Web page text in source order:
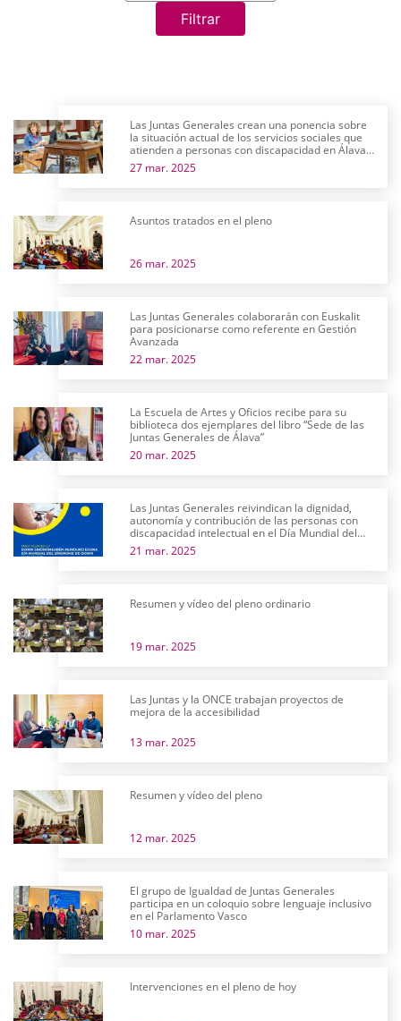
Filtrar
Las Juntas Generales crean una ponencia sobre
la situación actual de los servicios sociales que
atienden a personas con discapacidad en Álava y
su futuro próximo
27 mar. 2025
Asuntos tratados en el pleno
26 mar. 2025
Las Juntas Generales colaborarán con Euskalit
para posicionarse como referente en Gestión
Avanzada
22 mar. 2025
La Escuela de Artes y Oficios recibe para su
biblioteca dos ejemplares del libro “Sede de las
Juntas Generales de Álava”
20 mar. 2025
Las Juntas Generales reivindican la dignidad,
autonomía y contribución de las personas con
discapacidad intelectual en el Día Mundial del
Síndrome de Down
21 mar. 2025
Resumen y vídeo del pleno ordinario
19 mar. 2025
Las Juntas y la ONCE trabajan proyectos de
mejora de la accesibilidad
13 mar. 2025
Resumen y vídeo del pleno
12 mar. 2025
El grupo de Igualdad de Juntas Generales
participa en un coloquio sobre lenguaje inclusivo
en el Parlamento Vasco
10 mar. 2025
Intervenciones en el pleno de hoy